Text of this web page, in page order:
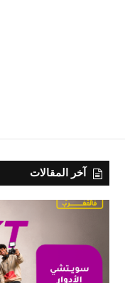
آخر المقالات